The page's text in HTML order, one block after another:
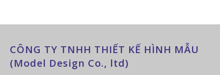
CÔNG TY TNHH THIẾT KẾ HÌNH MẪU
(Model Design Co., ltd)